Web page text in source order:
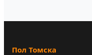
Пол Томска